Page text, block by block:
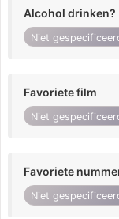
Alcohol drinken?
Niet
Favoriete film
Niet
Favoriete
Niet